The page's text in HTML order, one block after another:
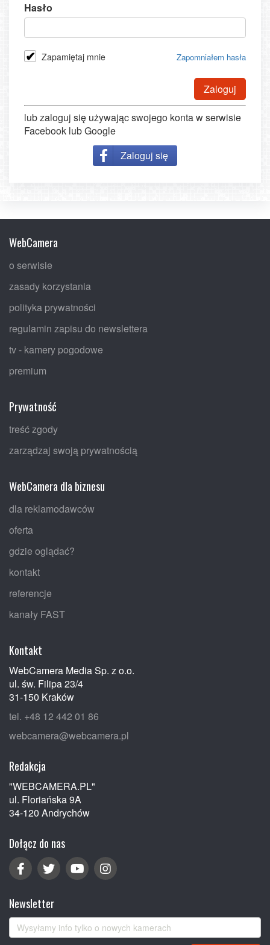
Hasło
Zapamiętaj mnie Zapomniałem hasła
Zaloguj
lub zaloguj się używając swojego konta w serwisie
Facebook lub Google
Zaloguj się
WebCamera
o serwisie
zasady korzystania
polityka prywatności
regulamin zapisu do newslettera
tv - kamery pogodowe
premium
Prywatność
treść zgody
zarządzaj swoją prywatnością
WebCamera dla biznesu
dla reklamodawców
oferta
gdzie oglądać?
kontakt
referencje
kanały FAST
Kontakt
WebCamera Media Sp. z o.o.
ul. św. Filipa 23/4
31-150 Kraków
tel. +48 12 442 01 86
webcamera@webcamera.pl
Redakcja
"WEBCAMERA.PL"
ul. Floriańska 9A
34-120 Andrychów
Dołącz do nas
Newsletter